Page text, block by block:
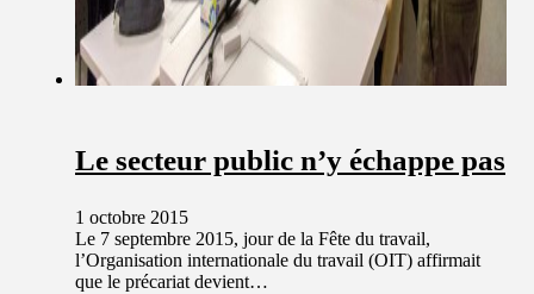
Le secteur public n’y échappe pas
1 octobre 2015
Le 7 septembre 2015, jour de la Fête du travail,
l’Organisation internationale du travail (OIT) affirmait
que le précariat devient…